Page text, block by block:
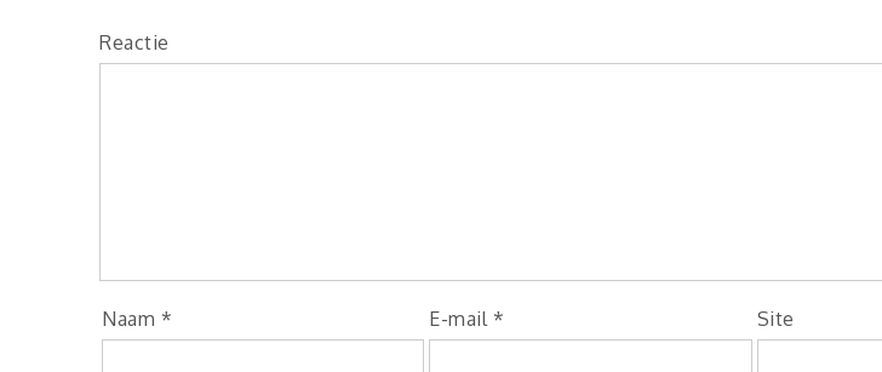
Reactie
Naam * E-mail * Site